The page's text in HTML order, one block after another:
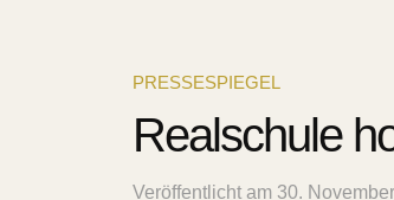
PRESSESPIEGEL
Realschule
Veröffentlicht am 30.